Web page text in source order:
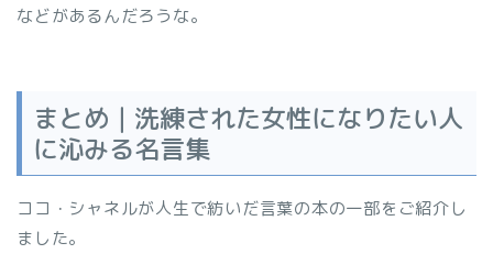
などがあるんだろうな。
まとめ｜洗練された女性になりたい人
に沁みる名言集
ココ・シャネルが人生で紡いだ言葉の本の一部をご紹介し
ました。